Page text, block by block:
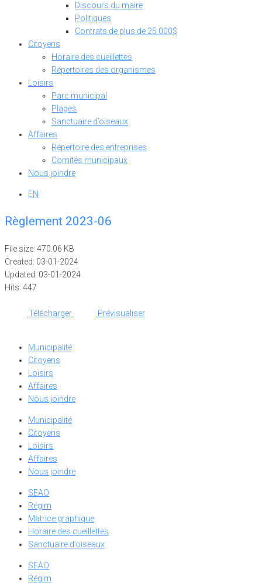
Discours du maire
Politiques
Contrats de plus de 25 000$
Citoyens
Horaire des cueillettes
Répertoires des organismes
Loisirs
Parc municipal
Plages
Sanctuaire d’oiseaux
Affaires
Répertoire des entreprises
Comités municipaux
Nous joindre
EN
Règlement 2023-06
File size: 470.06 KB
Created: 03-01-2024
Updated: 03-01-2024
Hits: 447
Télécharger Prévisualiser
Municipalité
Citoyens
Loisirs
Affaires
Nous joindre
Municipalité
Citoyens
Loisirs
Affaires
Nous joindre
SEAO
Régim
Matrice graphique
Horaire des cueillettes
Sanctuaire d’oiseaux
SEAO
Régim